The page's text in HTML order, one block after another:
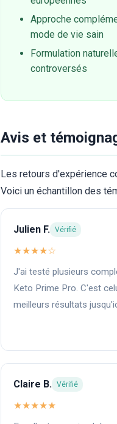
Approche
mode de vie sain
Formulation
controversés
Avis et
Les retours d'expérience
Voici un échantillon des
Julien F. Vérifié
★★★★☆
J'ai testé plusieurs
Keto Prime Pro. C'est
meilleurs résultats
Claire B. Vérifié
★★★★★